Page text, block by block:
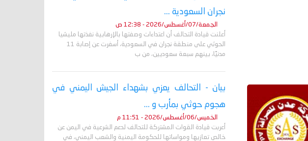
نجران السعودية ...
الجمعة/07/أغسطس/2026 - 12:38 ص
أعلنت قيادة التحالف أن اعتداءات وصفتها بالإرهابية نفذتها مليشيا
الحوثي على منطقة نجران في السعودية، أسفرت عن إصابة 11
مدنيًا، بينهم سبعة سعوديين، من ب
بيان - التحالف يعزي بشهداء الجيش اليمني في
هجوم حوثي بمأرب و ...
الخميس/06/أغسطس/2026 - 11:51 م
أعربت قيادة القوات المشتركة للتحالف لدعم الشرعية في اليمن عن
خالص تعازيها ومواساتها للحكومة اليمنية والشعب اليمني، في